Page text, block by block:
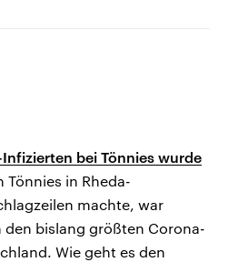
Infizierten bei Tönnies wurde
in Rheda-
machte, war
den bislang größten Corona-
Wie geht es den